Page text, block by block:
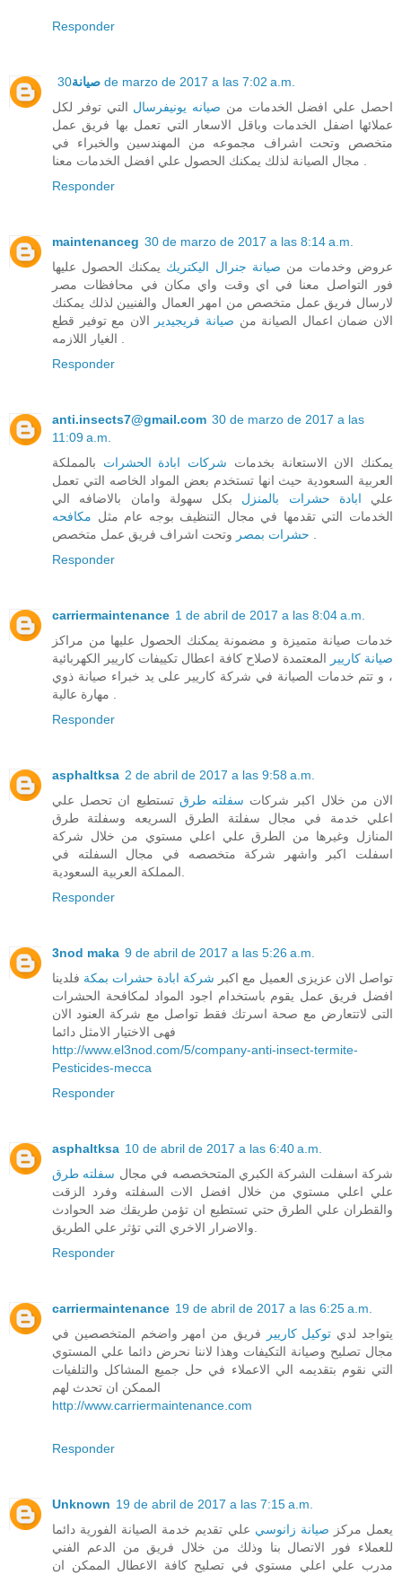
Responder
صيانة 30 de marzo de 2017 a las 7:02 a.m.
احصل علي افضل الخدمات من صيانه يونيفرسال التي توفر لكل
عملائها اضفل الخدمات وباقل الاسعار التي تعمل بها فريق عمل
متخصص وتحت اشراف مجموعه من المهندسين والخبراء في
مجال الصيانة لذلك يمكنك الحصول علي افضل الخدمات معنا .
Responder
maintenanceg 30 de marzo de 2017 a las 8:14 a.m.
عروض وخدمات من صيانة جنرال اليكتريك يمكنك الحصول عليها
فور التواصل معنا في اي وقت واي مكان في محافظات مصر
لارسال فريق عمل متخصص من امهر العمال والفنيين لذلك يمكنك
الان ضمان اعمال الصيانة من صيانة فريجيدير
الان مع توفير قطع
الغيار اللازمه .
Responder
anti.insects7@gmail.com 30 de marzo de 2017 a las
11:09 a.m.
يمكنك الان الاستعانة بخدمات شركات ابادة الحشرات بالمملكة
العربية السعودية حيث انها تستخدم بعض المواد الخاصه التي تعمل
علي ابادة حشرات بالمنزل بكل سهولة وامان بالاضافه الي
الخدمات التي تقدمها في مجال التنظيف بوجه عام مثل مكافحه
حشرات بمصر وتحت اشراف فريق عمل متخصص .
Responder
carriermaintenance 1 de abril de 2017 a las 8:04 a.m.
خدمات صيانة متميزة و مضمونة يمكنك الحصول عليها من مراكز
صيانة كاريير المعتمدة لاصلاح كافة اعطال تكييفات كاريير الكهربائية
، و تتم خدمات الصيانة في شركة كاريير على يد خبراء صيانة ذوي
مهارة عالية .
Responder
asphaltksa 2 de abril de 2017 a las 9:58 a.m.
الان من خلال اكبر شركات سفلته طرق تستطيع ان تحصل علي
اعلي خدمة في مجال سفلتة الطرق السريعه وسفلتة طرق
المنازل وغيرها من الطرق علي اعلي مستوي من خلال شركة
اسفلت اكبر واشهر شركة متخصصه في مجال السفلته في
المملكة العربية السعودية.
Responder
3nod maka 9 de abril de 2017 a las 5:26 a.m.
تواصل الان عزيزى العميل مع اكبر شركة ابادة حشرات بمكة فلدينا
افضل فريق عمل يقوم باستخدام اجود المواد لمكافحة الحشرات
التى لاتتعارض مع صحة اسرتك فقط تواصل مع شركة العنود الان
فهى الاختيار الامثل دائما
http://www.el3nod.com/5/company-anti-insect-termite-
Pesticides-mecca
Responder
asphaltksa 10 de abril de 2017 a las 6:40 a.m.
شركة اسفلت الشركة الكبري المتحخصصه في مجال سفلته طرق
علي اعلي مستوي من خلال افضل الات السفلته وفرد الزقت
والقطران علي الطرق حتي تستطيع ان تؤمن طريقك ضد الحوادث
والاضرار الاخري التي تؤثر علي الطريق.
Responder
carriermaintenance 19 de abril de 2017 a las 6:25 a.m.
يتواجد لدي توكيل كاريير
فريق من امهر واضخم المتخصصين في
مجال تصليح وصيانة التكيفات وهذا لاننا نحرض دائما علي المستوي
التي نقوم بتقديمه الي الاعملاء في حل جميع المشاكل والتلفيات
الممكن ان تحدث لهم
http://www.carriermaintenance.com
Responder
Unknown 19 de abril de 2017 a las 7:15 a.m.
يعمل مركز صيانة زانوسي علي تقديم خدمة الصيانة الفورية دائما
للعملاء فور الاتصال بنا وذلك من خلال فريق من الدعم الفني
مدرب علي اعلي مستوي في تصليح كافة الاعطال الممكن ان